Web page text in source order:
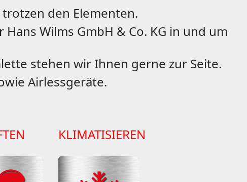
den Elementen.
Wilms GmbH & Co. KG in und um
stehen wir Ihnen gerne zur Seite.
Airlessgeräte.
KLIMATISIEREN